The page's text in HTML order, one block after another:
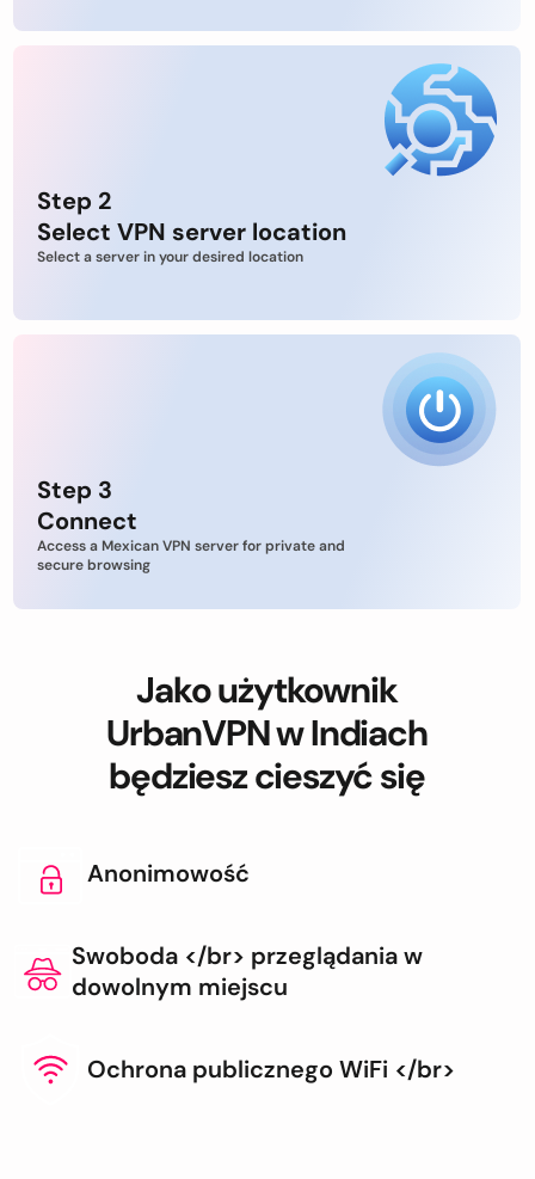
Step 2
Select VPN server location
Select a server in your desired location
Step 3
Connect
Access a Mexican VPN server for private and
secure browsing
Jako użytkownik
UrbanVPN w Indiach
będziesz cieszyć się
Anonimowość
Swoboda </br> przeglądania w
dowolnym miejscu
Ochrona publicznego WiFi </br>